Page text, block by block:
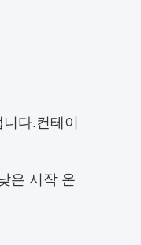
다.컨테이
은 시작 온